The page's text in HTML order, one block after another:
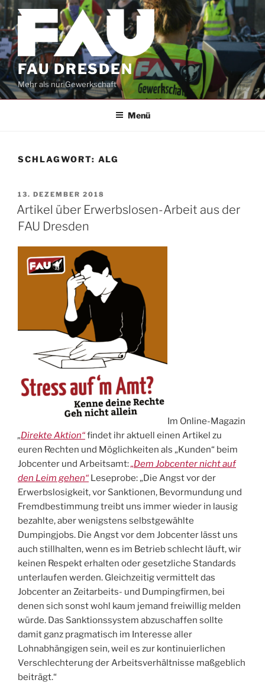
Zum
Inhalt
springen
FAU DRESDEN
Mehr als nur Gewerkschaft
Menü
SCHLAGWORT: ALG
VERÖFFENTLICHT
AM
13. DEZEMBER 2018
Artikel über Erwerbslosen-Arbeit aus der
FAU Dresden
Im Online-Magazin
„Direkte Aktion“findet ihr aktuell einen Artikel zu
euren Rechten und Möglichkeiten als „Kunden“ beim
Jobcenter und Arbeitsamt:„Dem Jobcenter nicht auf
den Leim gehen“ Leseprobe: „Die Angst vor der
Erwerbslosigkeit, vor Sanktionen, Bevormundung und
Fremdbestimmung treibt uns immer wieder in lausig
bezahlte, aber wenigstens selbstgewählte
Dumpingjobs. Die Angst vor dem Jobcenter lässt uns
auch stillhalten, wenn es im Betrieb schlecht läuft, wir
keinen Respekt erhalten oder gesetzliche Standards
unterlaufen werden. Gleichzeitig vermittelt das
Jobcenter an Zeitarbeits- und Dumpingfirmen, bei
denen sich sonst wohl kaum jemand freiwillig melden
würde. Das Sanktionssystem abzuschaffen sollte
damit ganz pragmatisch im Interesse aller
Lohnabhängigen sein, weil es zur kontinuierlichen
Verschlechterung der Arbeitsverhältnisse maßgeblich
beiträgt.“